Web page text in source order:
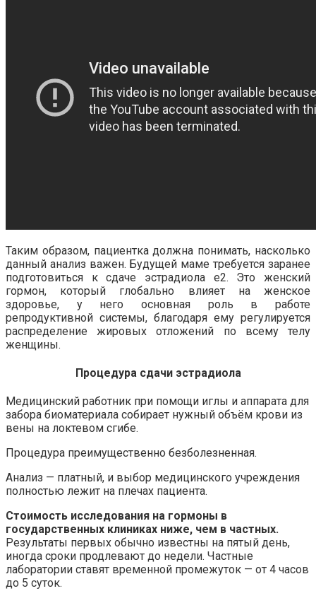
Таким образом, пациентка должна понимать, насколько
данный анализ важен. Будущей маме требуется заранее
подготовиться к сдаче эстрадиола е2. Это женский
гормон, который глобально влияет на женское
здоровье, у него основная роль в работе
репродуктивной системы, благодаря ему регулируется
распределение жировых отложений по всему телу
женщины.
Процедура сдачи эстрадиола
Медицинский работник при помощи иглы и аппарата для
забора биоматериала собирает нужный объём крови из
вены на локтевом сгибе.
Процедура преимущественно безболезненная.
Анализ — платный, и выбор медицинского учреждения
полностью лежит на плечах пациента.
Стоимость исследования на гормоны в
государственных клиниках ниже, чем в частных.
Результаты первых обычно известны на пятый день,
иногда сроки продлевают до недели. Частные
лаборатории ставят временной промежуток — от 4 часов
до 5 суток.